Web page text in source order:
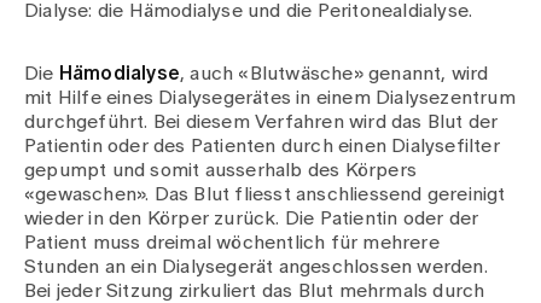
Dialyse: die Hämodialyse und die Peritonealdialyse.
Die Hämodialyse, auch «Blutwäsche» genannt, wird
mit Hilfe eines Dialysegerätes in einem Dialysezentrum
durchgeführt. Bei diesem Verfahren wird das Blut der
Patientin oder des Patienten durch einen Dialysefilter
gepumpt und somit ausserhalb des Körpers
«gewaschen». Das Blut fliesst anschliessend gereinigt
wieder in den Körper zurück. Die Patientin oder der
Patient muss dreimal wöchentlich für mehrere
Stunden an ein Dialysegerät angeschlossen werden.
Bei jeder Sitzung zirkuliert das Blut mehrmals durch